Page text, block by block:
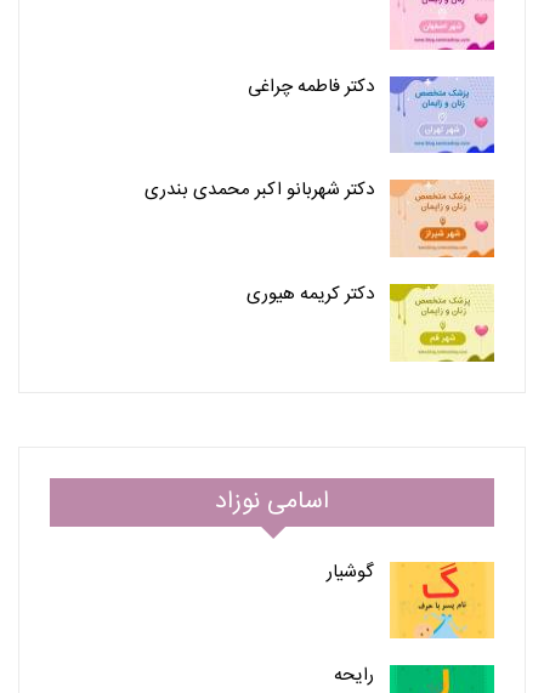
دکتر فاطمه چراغی
دکتر شهربانو اکبر محمدی بندری
دکتر کریمه هیوری
اسامی نوزاد
گوشیار
رایحه